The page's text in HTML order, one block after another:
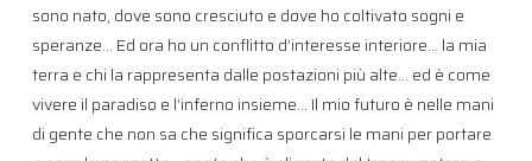
sono nato, dove sono cresciuto e dove ho coltivato sogni e
speranze… Ed ora ho un conflitto d’interesse interiore… la mia
terra e chi la rappresenta dalle postazioni più alte… ed è come
vivere il paradiso e l’inferno insieme… Il mio futuro è nelle mani
di gente che non sa che significa sporcarsi le mani per portare